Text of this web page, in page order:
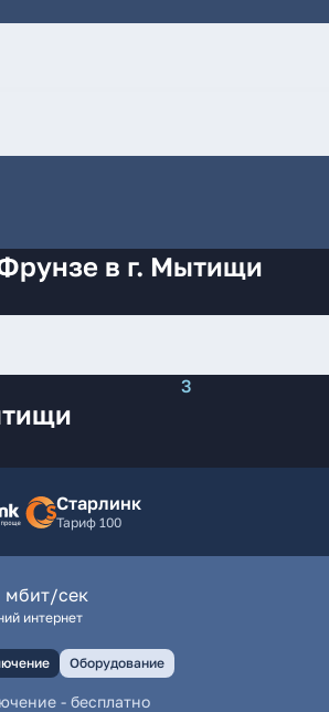
в г. Мытищи
3
Старлинк
Тариф 100
мбит/сек
интернет
Оборудование
- бесплатно